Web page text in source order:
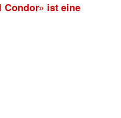
Condor» ist eine